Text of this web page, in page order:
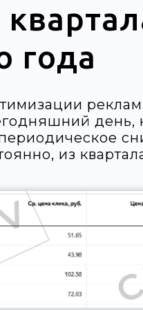
день,
из
года